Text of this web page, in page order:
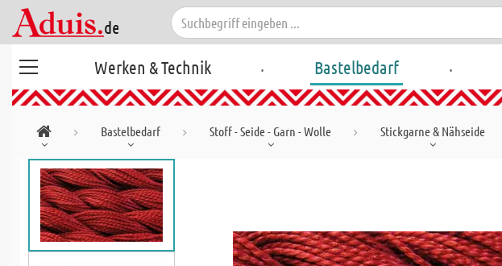
Werken & Technik . Bastelbedarf .
Bastelbedarf Stoff - Seide - Garn - Wolle Stickgarne & Nähseide